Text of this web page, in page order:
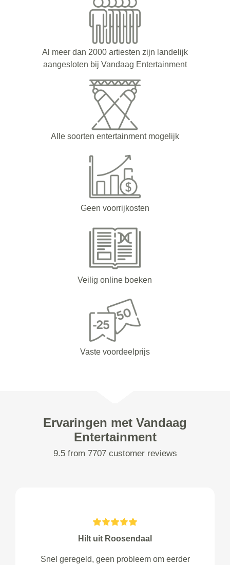
Al meer dan 2000 artiesten zijn landelijk
aangesloten bij Vandaag Entertainment
Alle soorten entertainment mogelijk
Geen voorrijkosten
Veilig online boeken
Vaste voordeelprijs
Ervaringen met Vandaag
Entertainment
9.5 from 7707 customer reviews
Hilt uit Roosendaal
Snel geregeld, geen probleem om eerder